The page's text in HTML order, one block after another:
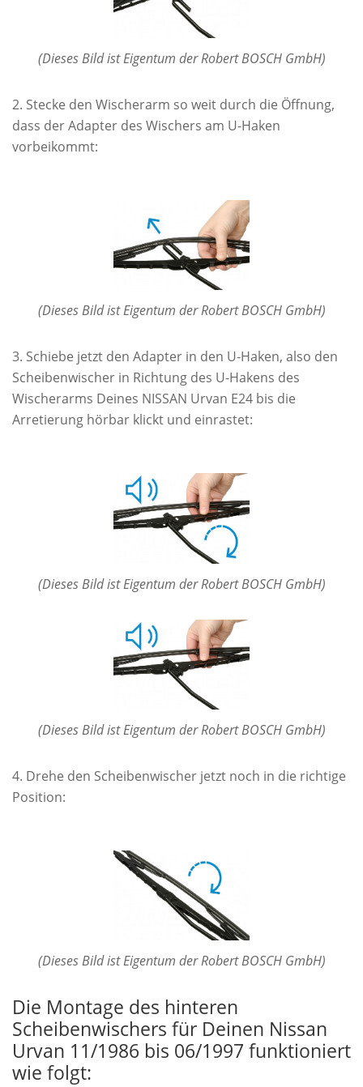
(Dieses Bild ist Eigentum der Robert BOSCH GmbH)
Stecke den Wischerarm so weit durch die Öffnung,
dass der Adapter des Wischers am U-Haken
vorbeikommt:
(Dieses Bild ist Eigentum der Robert BOSCH GmbH)
Schiebe jetzt den Adapter in den U-Haken, also den
Scheibenwischer in Richtung des U-Hakens des
Wischerarms Deines NISSAN Urvan E24 bis die
Arretierung hörbar klickt und einrastet:
(Dieses Bild ist Eigentum der Robert BOSCH GmbH)
(Dieses Bild ist Eigentum der Robert BOSCH GmbH)
Drehe den Scheibenwischer jetzt noch in die richtige
Position:
(Dieses Bild ist Eigentum der Robert BOSCH GmbH)
Die Montage des hinteren
Scheibenwischers für Deinen Nissan
Urvan 11/1986 bis 06/1997 funktioniert
wie folgt: